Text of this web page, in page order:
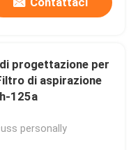
progettazione per
di aspirazione
125a
personally